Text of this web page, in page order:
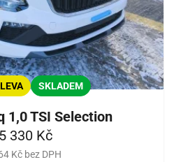
SKLADEM
1,0 TSI Selection
330 Kč
Kč bez DPH